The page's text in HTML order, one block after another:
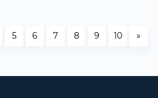
5 6 7 8 9 10 »